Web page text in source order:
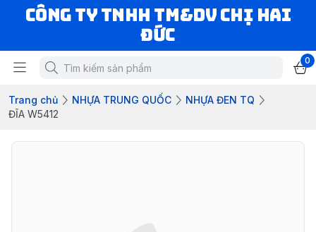
CÔNG TY TNHH TM&DV CHỊ HAI
ĐỨC
0
Trang chủ NHỰA TRUNG QUỐC
NHỰA ĐEN TQ
ĐĨA W5412